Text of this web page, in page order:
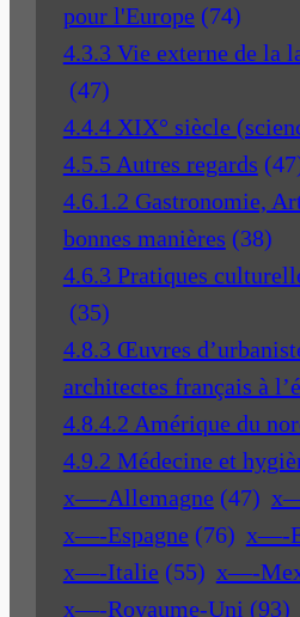
pour l'Europe (74)
4.3.3 Vie externe de la
(47)
4.4.4 XIX° siècle
4.5.5 Autres regards
4.6.1.2 Gastronomie,
bonnes manières (38)
4.6.3 Pratiques
(35)
4.8.3 Œuvres
architectes français à
4.8.4.2 Amérique du
4.9.2 Médecine et
x—-Allemagne (47)
x—-Espagne (76) x—-
x—-Italie (55) x—-
x—-Royaume-Uni (93)